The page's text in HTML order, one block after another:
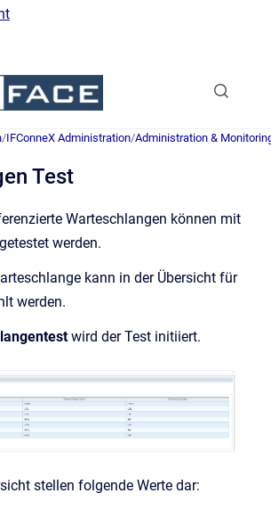
Go to homepage
/IFConneX Administration/Administration &
Test
Warteschlangen können mit
werden.
kann in der Übersicht für
werden.
wird der Test initiiert.
stellen folgende Werte dar: